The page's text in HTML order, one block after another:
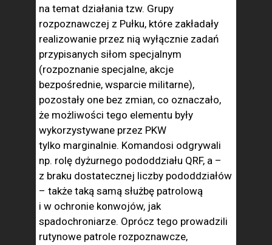
na temat działania tzw. Grupy
rozpoznawczej z Pułku, które zakładały
realizowanie przez nią wyłącznie zadań
przypisanych siłom specjalnym
(rozpoznanie specjalne, akcje
bezpośrednie, wsparcie militarne),
pozostały one bez zmian, co oznaczało,
że możliwości tego elementu były
wykorzystywane przez PKW
tylko marginalnie. Komandosi odgrywali
np. rolę dyżurnego pododdziału QRF, a –
z braku dostatecznej liczby pododdziałów
– także taką samą służbę patrolową
i w ochronie konwojów, jak
spadochroniarze. Oprócz tego prowadzili
rutynowe patrole rozpoznawcze,